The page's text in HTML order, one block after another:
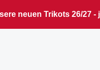
neuen Trikots 26/27 -